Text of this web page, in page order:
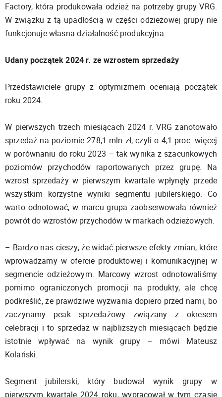
Factory, która produkowała odzież na potrzeby grupy VRG.
W związku z tą upadłością w części odzieżowej grupy nie
funkcjonuje własna działalność produkcyjna.
Udany początek 2024 r. ze wzrostem sprzedaży
Przedstawiciele grupy z optymizmem oceniają początek
roku 2024.
W pierwszych trzech miesiącach 2024 r. VRG zanotowało
sprzedaż na poziomie 278,1 mln zł, czyli o 4,1 proc. więcej
w porównaniu do roku 2023 – tak wynika z szacunkowych
poziomów przychodów raportowanych przez grupę. Na
wzrost sprzedaży w pierwszym kwartale wpłynęły przede
wszystkim korzystne wyniki segmentu jubilerskiego. Co
warto odnotować, w marcu grupa zaobserwowała również
powrót do wzrostów przychodów w markach odzieżowych.
– Bardzo nas cieszy, że widać pierwsze efekty zmian, które
wprowadzamy w ofercie produktowej i komunikacyjnej w
segmencie odzieżowym. Marcowy wzrost odnotowaliśmy
pomimo ograniczonych promocji na produkty, ale chcę
podkreślić, że prawdziwe wyzwania dopiero przed nami, bo
zaczynamy peak sprzedażowy związany z okresem
celebracji i to sprzedaż w najbliższych miesiącach będzie
istotnie wpływać na wynik grupy – mówi Mateusz
Kolański.
Segment jubilerski, który budował wynik grupy w
pierwszym kwartale 2024 roku, wypracował w tym czasie